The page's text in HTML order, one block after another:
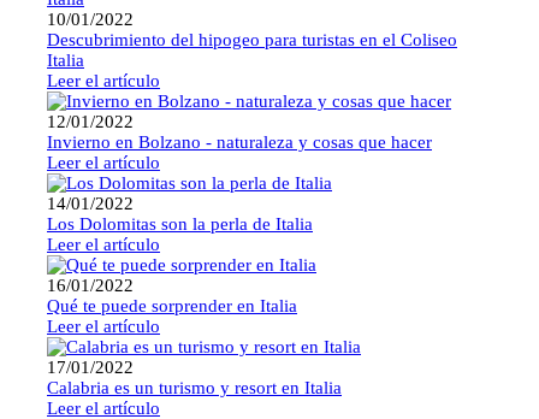
10/01/2022
Descubrimiento del hipogeo para turistas en el Coliseo
Italia
Leer el artículo
12/01/2022
Invierno en Bolzano - naturaleza y cosas que hacer
Leer el artículo
14/01/2022
Los Dolomitas son la perla de Italia
Leer el artículo
16/01/2022
Qué te puede sorprender en Italia
Leer el artículo
17/01/2022
Calabria es un turismo y resort en Italia
Leer el artículo